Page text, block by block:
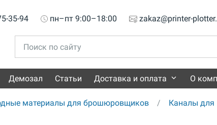
35-94 пн–пт 9:00–18:00 zakaz@printer-
Демозал Статьи Доставка и оплата О
материалы для брошюровщиков Каналы для